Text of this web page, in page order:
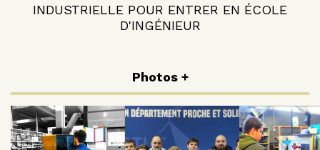
INDUSTRIELLE POUR ENTRER EN ÉCOLE
D'INGÉNIEUR
Photos +